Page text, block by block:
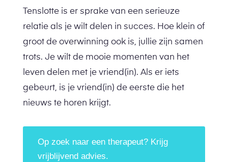
Tenslotte is er sprake van een serieuze
relatie als je wilt delen in succes. Hoe klein of
groot de overwinning ook is, jullie zijn samen
trots. Je wilt de mooie momenten van het
leven delen met je vriend(in). Als er iets
gebeurt, is je vriend(in) de eerste die het
nieuws te horen krijgt.
Op zoek naar een therapeut? Krijg
vrijblijvend advies.